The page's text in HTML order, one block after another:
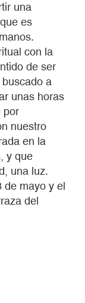
una
es
con la
de ser
a
unas horas
por
nuestro
en la
y que
una luz.
de mayo y el
del